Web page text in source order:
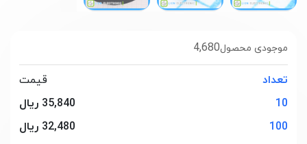
4,680موجودی محصول
تعداد
قیمت
10
35,840 ریال
100
32,480 ریال